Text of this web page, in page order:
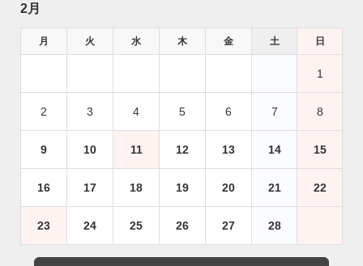
2月
月 火 水 木 金 土 日
1
2 3 4 5 6 7 8
9 10 11 12 13 14 15
16 17 18 19 20 21 22
23 24 25 26 27 28